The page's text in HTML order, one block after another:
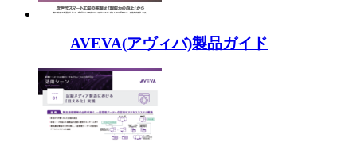
AVEVA(アヴィバ)製品ガイド